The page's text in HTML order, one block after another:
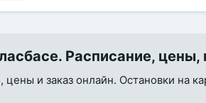
Расписание, цены,
и заказ онлайн. Остановки на